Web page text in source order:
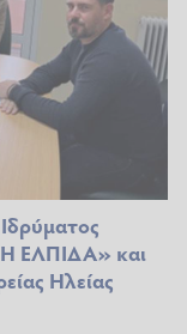
ΕΛΠΙΔΑ» και
Ηλείας